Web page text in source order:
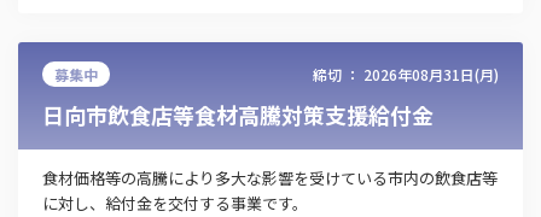
会社名
募集中 締切 ： 2026年08月31日(月)
日向市飲食店等食材高騰対策支援給付金
食材価格等の高騰により多大な影響を受けている市内の飲食店等
に対し、給付金を交付する事業です。